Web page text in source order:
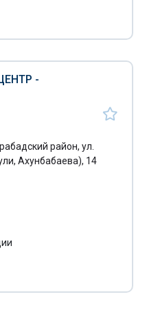
в ВУЗы
-
район, ул.
Ахунбабаева), 14